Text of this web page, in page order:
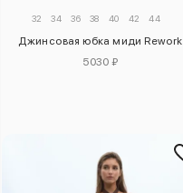
32 34 36 38 40 42 44
Джинсовая юбка миди Rework
5030 ₽